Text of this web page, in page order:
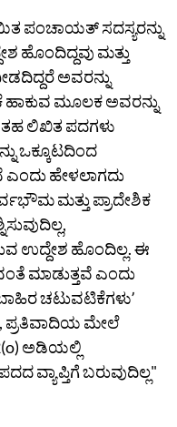
ಪಂಚಾಯತ್‌ ಸದಸ್ಯರನ್ನು
ಹೊಂದಿದ್ದವು ಮತ್ತು
ಅವರನ್ನು
ಹಾಕುವ ಮೂಲಕ ಅವರನ್ನು
ಲಿಖಿತ ಪದಗಳು
ಒಕ್ಕೂಟದಿಂದ
ಎಂದು ಹೇಳಲಾಗದು
ಮತ್ತು ಪ್ರಾದೇಶಿಕ
ಉದ್ದೇಶ ಹೊಂದಿಲ್ಲ. ಈ
ಮಾಡುತ್ತವೆ ಎಂದು
ಚಟುವಟಿಕೆಗಳುʼ
ಪ್ರತಿವಾದಿಯ ಮೇಲೆ
ಅಡಿಯಲ್ಲಿ
ವ್ಯಾಪ್ತಿಗೆ ಬರುವುದಿಲ್ಲ"